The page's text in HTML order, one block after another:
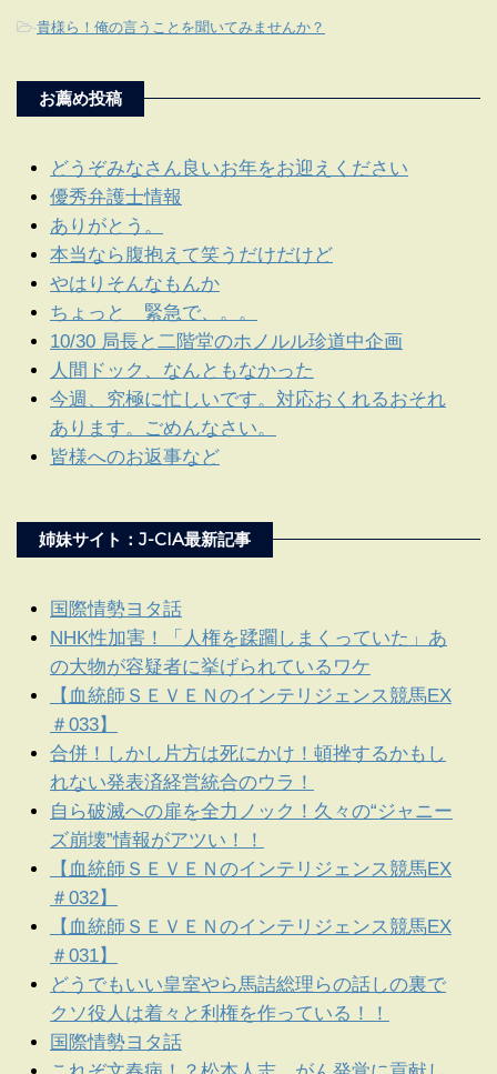
-貴様ら！俺の言うことを聞いてみませんか？
お薦め投稿
どうぞみなさん良いお年をお迎えください
優秀弁護士情報
ありがとう。
本当なら腹抱えて笑うだけだけど
やはりそんなもんか
ちょっと 緊急で、。。
10/30 局長と二階堂のホノルル珍道中企画
人間ドック、なんともなかった
今週、究極に忙しいです。対応おくれるおそれ
あります。ごめんなさい。
皆様へのお返事など
姉妹サイト：J-CIA最新記事
国際情勢ヨタ話
NHK性加害！「人権を蹂躙しまくっていた」あ
の大物が容疑者に挙げられているワケ
【血統師ＳＥＶＥＮのインテリジェンス競馬EX
＃033】
合併！しかし片方は死にかけ！頓挫するかもし
れない発表済経営統合のウラ！
自ら破滅への扉を全力ノック！久々の“ジャニー
ズ崩壊”情報がアツい！！
【血統師ＳＥＶＥＮのインテリジェンス競馬EX
＃032】
【血統師ＳＥＶＥＮのインテリジェンス競馬EX
＃031】
どうでもいい皇室やら馬詰総理らの話しの裏で
クソ役人は着々と利権を作っている！！
国際情勢ヨタ話